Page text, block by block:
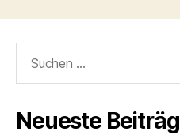
nach:
Neueste